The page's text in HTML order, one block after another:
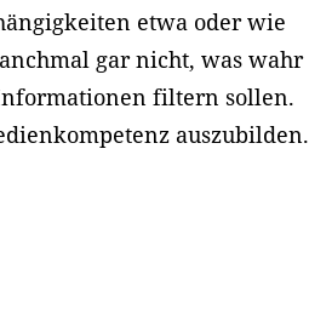
etwa oder wie
gar nicht, was wahr
filtern sollen.
auszubilden.